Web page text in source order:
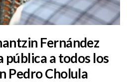
Fernández
pública a todos los
Pedro Cholula